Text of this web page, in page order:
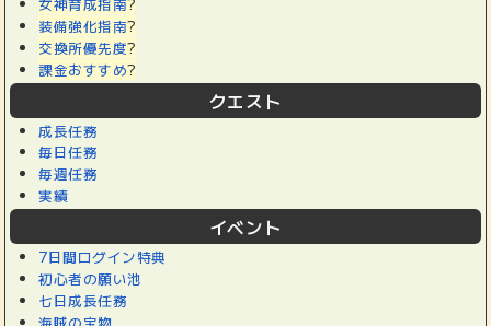
装備強化指南?
交換所優先度?
課金おすすめ?
クエスト
成長任務
毎日任務
毎週任務
実績
イベント
7日間ログイン特典
初心者の願い池
七日成長任務
海賊の宝物